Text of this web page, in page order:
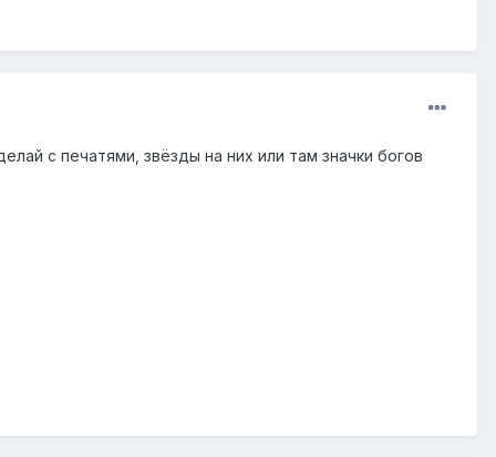
с печатями, звёзды на них или там значки богов